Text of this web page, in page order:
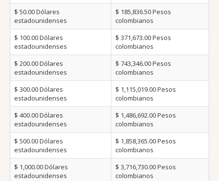
$ 50.00Dólares
estadounidenses
$ 185,836.50Pesos
colombianos
$ 100.00Dólares
estadounidenses
$ 371,673.00Pesos
colombianos
$ 200.00Dólares
estadounidenses
$ 743,346.00Pesos
colombianos
$ 300.00Dólares
estadounidenses
$ 1,115,019.00Pesos
colombianos
$ 400.00Dólares
estadounidenses
$ 1,486,692.00Pesos
colombianos
$ 500.00Dólares
estadounidenses
$ 1,858,365.00Pesos
colombianos
$ 1,000.00Dólares
estadounidenses
$ 3,716,730.00Pesos
colombianos